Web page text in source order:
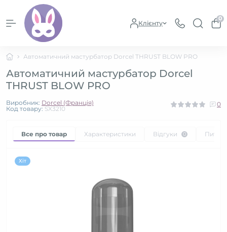
Клієнту
0
Автоматичний мастурбатор Dorcel THRUST BLOW PRO
Автоматичний мастурбатор Dorcel
THRUST BLOW PRO
Виробник: Dorcel (Франція)
Код товару: SX3210
0
Все про товар Характеристики Відгуки 0
Хіт